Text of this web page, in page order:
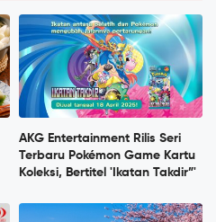
AKG Entertainment Rilis Seri
Terbaru Pokémon Game Kartu
Koleksi, Bertitel 'Ikatan Takdir”'